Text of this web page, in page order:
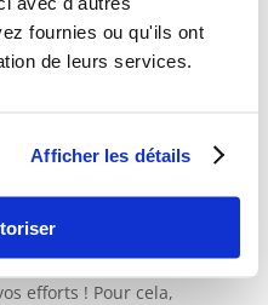
fournies ou qu'ils ont
de leurs services.
Afficher les détails
tours de taille. Votre
du ventre,
des hanches et
décider, toujours avec les
et de vos besoins.
une liposuccion
les résultats
efforts ! Pour cela,